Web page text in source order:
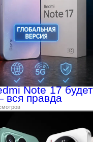
Note 17 будет
вся правда